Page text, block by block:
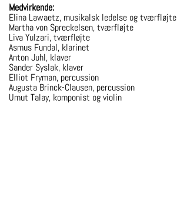
Medvirkende:
Elina Lawaetz, musikalsk ledelse og tværfløjte
Martha von Spreckelsen, tværfløjte
Liva Yulzari, tværfløjte
Asmus Fundal, klarinet
Anton Juhl, klaver
Sander Syslak, klaver
Elliot Fryman, percussion
Augusta Brinck-Clausen, percussion
Umut Talay, komponist og violin